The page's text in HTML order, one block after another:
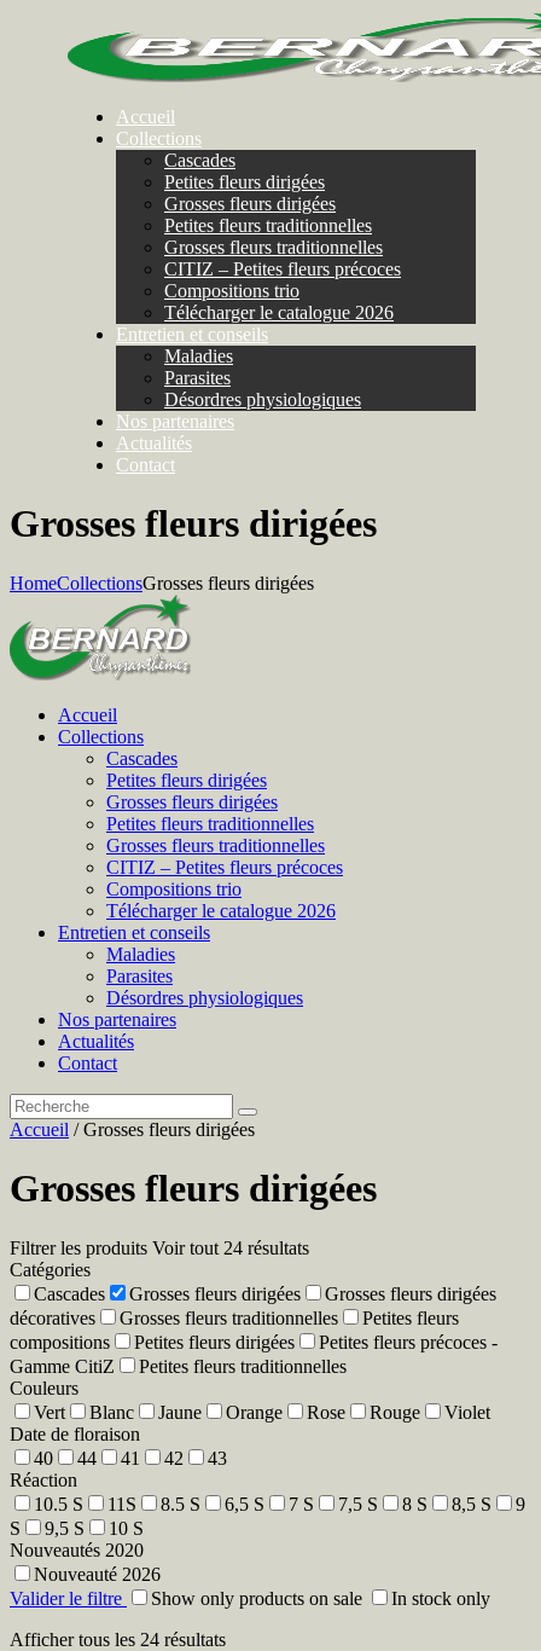
Accueil
Collections
Cascades
Petites fleurs dirigées
Grosses fleurs dirigées
Petites fleurs traditionnelles
Grosses fleurs traditionnelles
CITIZ – Petites fleurs précoces
Compositions trio
Télécharger le catalogue 2026
Entretien et conseils
Maladies
Parasites
Désordres physiologiques
Nos partenaires
Actualités
Contact
Grosses fleurs dirigées
HomeCollectionsGrosses fleurs dirigées
Accueil
Collections
Cascades
Petites fleurs dirigées
Grosses fleurs dirigées
Petites fleurs traditionnelles
Grosses fleurs traditionnelles
CITIZ – Petites fleurs précoces
Compositions trio
Télécharger le catalogue 2026
Entretien et conseils
Maladies
Parasites
Désordres physiologiques
Nos partenaires
Actualités
Contact
Accueil / Grosses fleurs dirigées
Grosses fleurs dirigées
Filtrer les produits Voir tout 24 résultats
Catégories
Cascades
Grosses fleurs dirigées
Grosses fleurs dirigées
décoratives
Grosses fleurs traditionnelles
Petites fleurs
compositions
Petites fleurs dirigées
Petites fleurs précoces -
Gamme CitiZ
Petites fleurs traditionnelles
Couleurs
Vert
Blanc Jaune Orange Rose Rouge
Violet
Date de floraison
40
44 41 42
43
Réaction
10.5 S
11S 8.5 S 6,5 S 7 S 7,5 S 8 S 8,5 S
9
S
9,5 S
10 S
Nouveautés 2020
Nouveauté 2026
Valider le filtre
Show only products on sale
In stock only
Afficher tous les 24 résultats